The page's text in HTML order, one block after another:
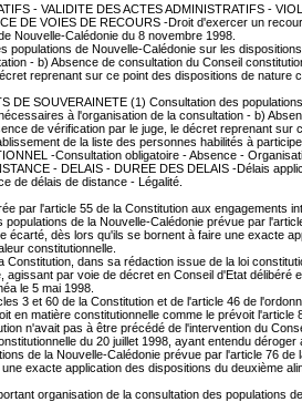
- VALIDITE DES ACTES ADMINISTRATIFS -
DE VOIES DE RECOURS -Droit d'exercer un
Nouvelle-Calédonie du 8 novembre 1998.
populations de Nouvelle-Calédonie sur les
- b) Absence de consultation du Conseil
reprenant sur ce point des dispositions de
DE SOUVERAINETE (1) Consultation des
à l'organisation de la consultation - b)
de vérification par le juge, le décret reprenant
de la liste des personnes habilités à
-Consultation obligatoire - Absence -
- DELAIS - DUREE DES DELAIS -Délais
de délais de distance - Légalité.
par l'article 55 de la Constitution aux engagements
de la Nouvelle-Calédonie prévue par
écarté, dès lors qu'ils se bornent à faire une exacte
constitutionnelle.
Constitution, dans sa rédaction issue de la loi
agissant par voie de décret en Conseil d'Etat
le 5 mai 1998.
3 et 60 de la Constitution et de l'article 46 de
en matière constitutionnelle comme le prévoit
n'avait pas à être précédé de l'intervention du
du 20 juillet 1998, ayant entendu
de la Nouvelle-Calédonie prévue par l'article 76
exacte application des dispositions du deuxième
organisation de la consultation des populations